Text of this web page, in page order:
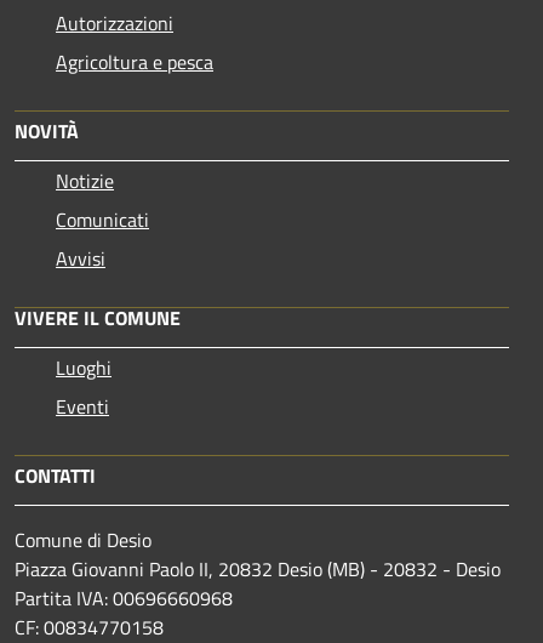
Autorizzazioni
Agricoltura e pesca
NOVITÀ
Notizie
Comunicati
Avvisi
VIVERE IL COMUNE
Luoghi
Eventi
CONTATTI
Comune di Desio
Piazza Giovanni Paolo II, 20832 Desio (MB) - 20832 - Desio
Partita IVA: 00696660968
CF: 00834770158